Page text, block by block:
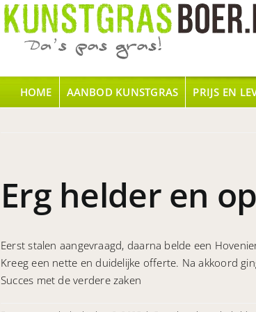
HOME AANBOD KUNSTGRAS PRIJS EN
Erg helder en
Eerst stalen aangevraagd, daarna belde een
Kreeg een nette en duidelijke offerte. Na akkoord
Succes met de verdere zaken